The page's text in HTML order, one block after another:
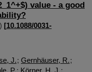
value - a good
) [10.1088/0031-
J.; Gernhäuser, R.;
P.; Körner, H. J.;